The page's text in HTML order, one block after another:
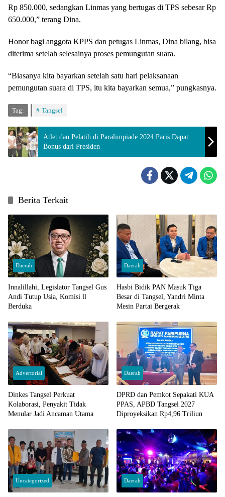
Rp 850.000, sedangkan Linmas yang bertugas di TPS sebesar Rp
650.000,” terang Dina.
Honor bagi anggota KPPS dan petugas Linmas, Dina bilang, bisa
diterima setelah selesainya proses pemungutan suara.
“Biasanya kita bayarkan setelah satu hari pelaksanaan
pemungutan suara di TPS, itu kita bayarkan semua,” pungkasnya.
Tag: Tangsel
Atlet dan Pelatih di Paralimpiade 2024 Paris Dapat
Bonus dari Presiden
Berita Terkait
Daerah
Innalillahi, Legislator Tangsel Gus
Andi Tutup Usia, Komisi ll
Berduka
Daerah
Hasbi Bidik PAN Masuk Tiga
Besar di Tangsel, Yandri Minta
Mesin Partai Bergerak
Advertorial
Dinkes Tangsel Perkuat
Kolaborasi, Penyakit Tidak
Menular Jadi Ancaman Utama
Daerah
DPRD dan Pemkot Sepakati KUA
PPAS, APBD Tangsel 2027
Diproyeksikan Rp4,96 Triliun
Uncategorized Daerah